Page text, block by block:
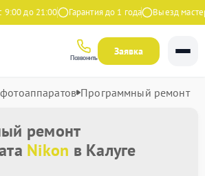
до 21:00 Гарантия до 1 года Выезд мастера
Позвонить
Заявка
Программный ремонт
ремонт
Nikon в Калуге